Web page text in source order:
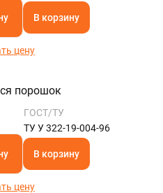
В корзину
цену
порошок
ГОСТ/ТУ
ТУ У 322-19-004-96
В корзину
цену